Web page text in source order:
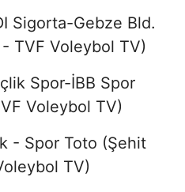
Sigorta-Gebze Bld.
TVF Voleybol TV)
Spor-İBB Spor
Voleybol TV)
- Spor Toto (Şehit
TV)